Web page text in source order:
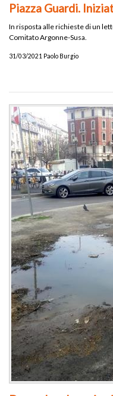
Piazza Guardi.
In risposta alle richieste di un
Comitato Argonne-Susa.
31/03/2021 Paolo Burgio